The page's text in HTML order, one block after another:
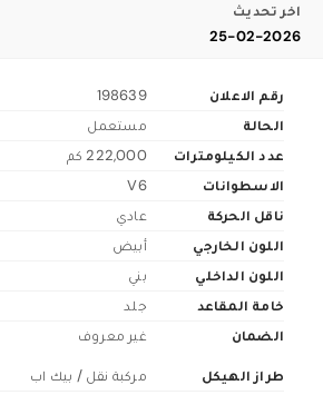
اخر تحديث
25-02-2026
رقم الاعلان
198639
الحالة
مستعمل
عدد الكيلومترات
222,000 كم
الاسطوانات
V6
ناقل الحركة
عادي
اللون الخارجي
أبيض
اللون الداخلي
بني
خامة المقاعد
جلد
الضمان
غير معروف
طراز الهيكل
مركبة نقل / بيك اب